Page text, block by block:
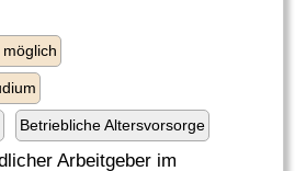
Betriebliche Altersvorsorge
Arbeitgeber im